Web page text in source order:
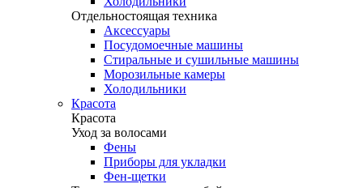
Отдельностоящая техника
Аксессуары
Посудомоечные машины
Стиральные и сушильные машины
Морозильные камеры
Холодильники
Красота
Красота
Уход за волосами
Фены
Приборы для укладки
Фен-щетки